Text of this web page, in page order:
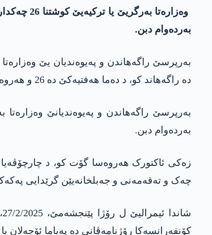
بەردەوام دبن.
دە راگەھاند کو، د دەما ھەفتیەکێ دە 26 و ھەروەسا ژ مەھا یەکێ یا ئیسال ھەتا نھا ژی 478 چەکدارێن پەکەکێ ھاتنە کوشتن.
بەرپرسێ راگەھاندن و پەیوەندیانێ
بەردەوام دبن.
زەکی ئاکتورک ھەروەسا گۆت کو، د چارچۆڤەیا
چەک و تەقەمەنی و جەبلخانەیێن گرێدایی
کۆنفەرانسەکا رۆژنامەڤانی دە پەیاما